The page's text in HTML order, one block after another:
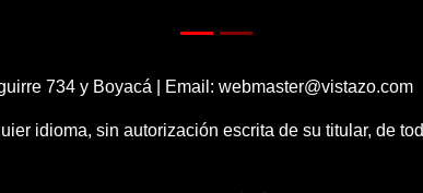
734 y Boyacá | Email: webmaster@vistazo.com
idioma, sin autorización escrita de su titular, de